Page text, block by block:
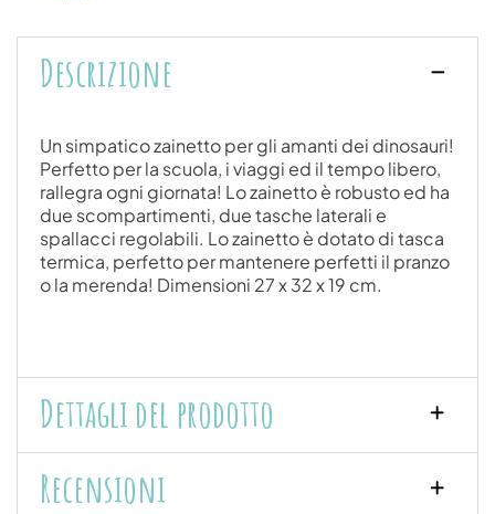
Descrizione
Un simpatico zainetto per gli amanti dei dinosauri!
Perfetto per la scuola, i viaggi ed il tempo libero,
rallegra ogni giornata! Lo zainetto è robusto ed ha
due scompartimenti, due tasche laterali e
spallacci regolabili. Lo zainetto è dotato di tasca
termica, perfetto per mantenere perfetti il pranzo
o la merenda! Dimensioni 27 x 32 x 19 cm.
Dettagli del prodotto
Recensioni